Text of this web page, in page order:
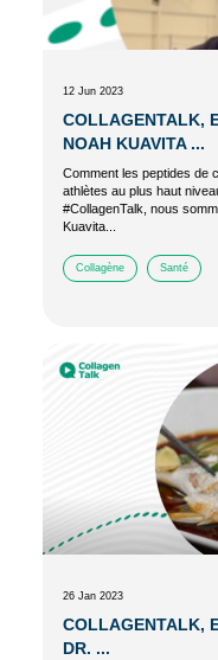
12 Jun 2023
COLLAGENTALK,
NOAH KUAVITA ...
Comment les peptides de
athlètes au plus haut
#CollagenTalk, nous
Kuavita...
Collagène Santé
26 Jan 2023
COLLAGENTALK,
DR. ...